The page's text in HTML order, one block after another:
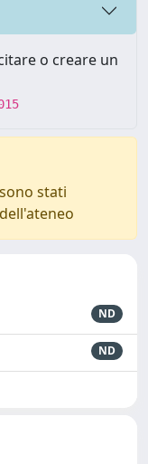
o creare un
stati
ND
ND